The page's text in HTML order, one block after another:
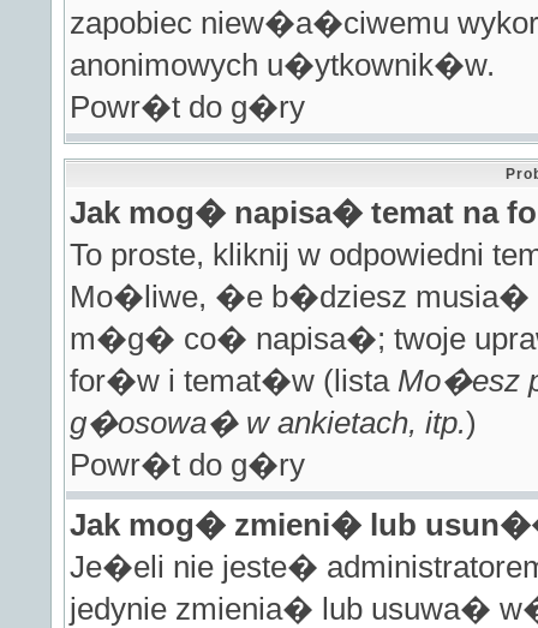
zapobiec niew�a�ciwemu
anonimowych u�ytkownik�w.
Powr�t do g�ry
Jak mog� napisa� temat na
To proste, kliknij w odpowiedni
Mo�liwe, �e b�dziesz musia�
m�g� co� napisa�; twoje
for�w i temat�w (lista Mo�esz
g�osowa� w ankietach, itp.)
Powr�t do g�ry
Jak mog� zmieni� lub
Je�eli nie jeste�
jedynie zmienia� lub usuwa�